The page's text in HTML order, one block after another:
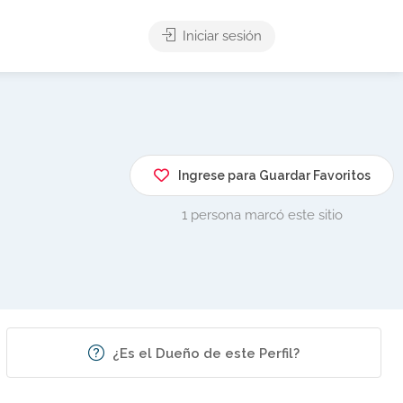
Iniciar sesión
Ingrese para Guardar Favoritos
1 persona marcó este sitio
¿Es el Dueño de este Perfil?